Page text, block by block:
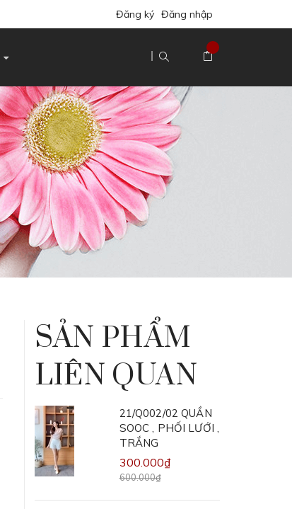
Đăng ký Đăng nhập
SẢN PHẨM
LIÊN QUAN
21/Q002/02 QUẦN
SOOC , PHỐI LƯỚI ,
TRẮNG
300.000₫
600.000₫